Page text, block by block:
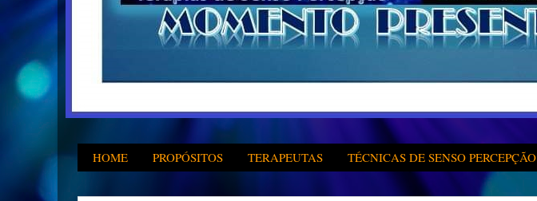
HOME PROPÓSITOS TERAPEUTAS TÉCNICAS DE SENSO PERCEPÇÃO